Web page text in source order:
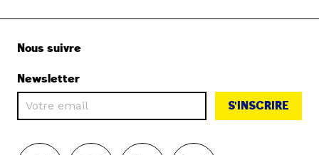
Nous suivre
Newsletter
S'INSCRIRE